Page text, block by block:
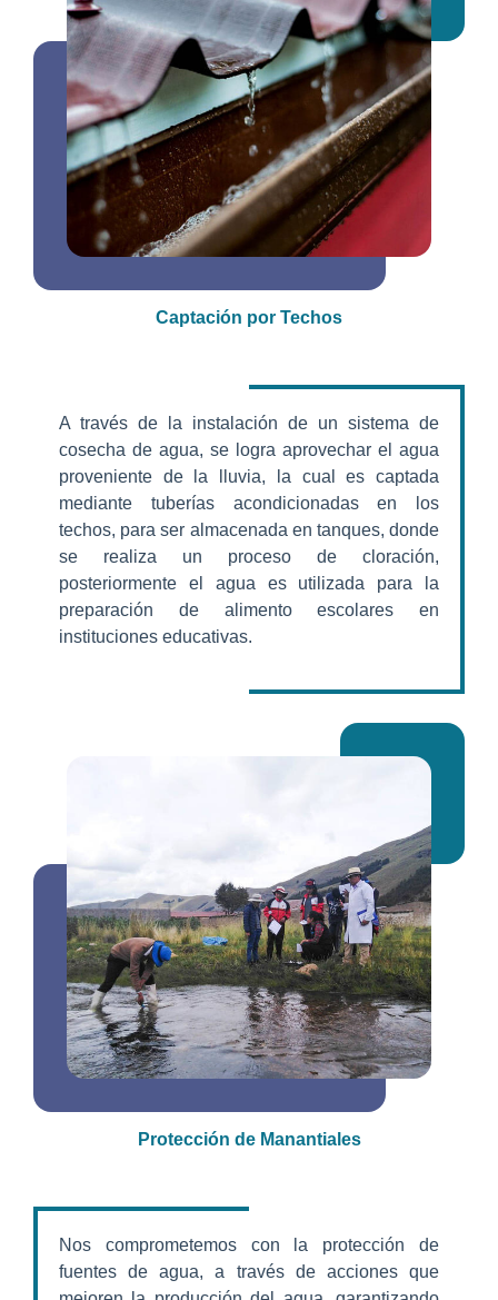
Captación por Techos
A través de la instalación de un sistema de
cosecha de agua, se logra aprovechar el agua
proveniente de la lluvia, la cual es captada
mediante tuberías acondicionadas en los
techos, para ser almacenada en tanques, donde
se realiza un proceso de cloración,
posteriormente el agua es utilizada para la
preparación de alimento escolares en
instituciones educativas.
Protección de Manantiales
Nos comprometemos con la protección de
fuentes de agua, a través de acciones que